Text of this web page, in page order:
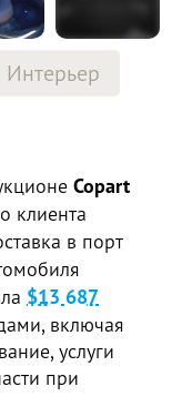
Интерьер
Copart
клиента
в порт
$13 687
включая
услуги
при